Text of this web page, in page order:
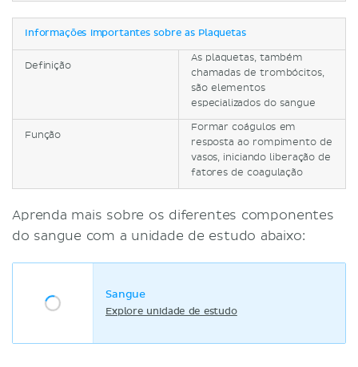
Informações importantes sobre as Plaquetas
Definição
As plaquetas, também
chamadas de trombócitos,
são elementos
especializados do sangue
Função
Formar coágulos em
resposta ao rompimento de
vasos, iniciando liberação de
fatores de coagulação
Aprenda mais sobre os diferentes componentes
do sangue com a unidade de estudo abaixo:
Sangue
Explore unidade de estudo